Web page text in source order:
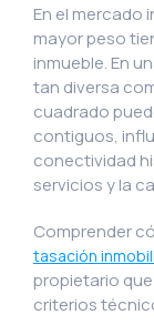
En el mercado
mayor peso
inmueble. En
tan diversa
cuadrado
contiguos,
conectividad
servicios y la
Comprender
tasación
propietario
criterios